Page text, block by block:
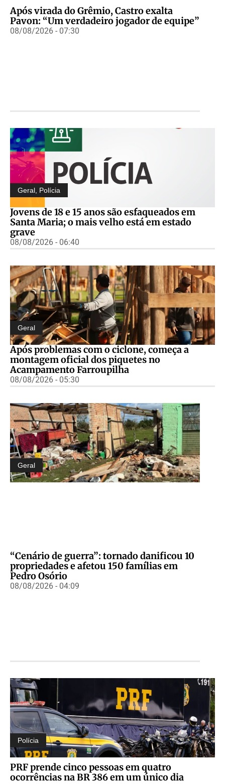
Após virada do Grêmio, Castro exalta
Pavon: “Um verdadeiro jogador de equipe”
08/08/2026 - 07:30
Geral, Polícia
Jovens de 18 e 15 anos são esfaqueados em
Santa Maria; o mais velho está em estado
grave
08/08/2026 - 06:40
Geral
Após problemas com o ciclone, começa a
montagem oficial dos piquetes no
Acampamento Farroupilha
08/08/2026 - 05:30
Geral
“Cenário de guerra”: tornado danificou 10
propriedades e afetou 150 famílias em
Pedro Osório
08/08/2026 - 04:09
Polícia
PRF prende cinco pessoas em quatro
ocorrências na BR 386 em um único dia